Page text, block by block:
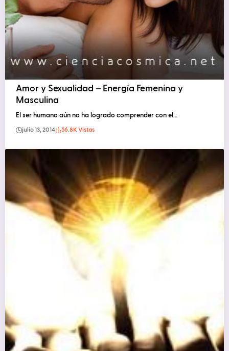
Amor y Sexualidad – Energía Femenina y
Masculina
El ser humano aún no ha logrado comprender con el…
julio 13, 2014 56.8K Vistas